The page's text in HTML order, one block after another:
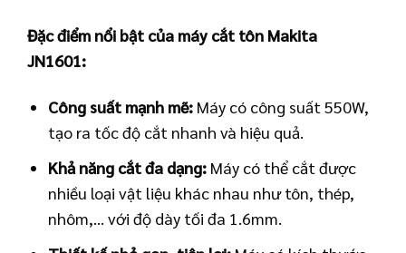
Đặc điểm nổi bật của máy cắt tôn Makita
JN1601:
Công suất mạnh mẽ: Máy có công suất 550W,
tạo ra tốc độ cắt nhanh và hiệu quả.
Khả năng cắt đa dạng: Máy có thể cắt được
nhiều loại vật liệu khác nhau như tôn, thép,
nhôm,… với độ dày tối đa 1.6mm.